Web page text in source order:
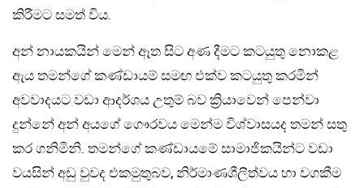
කිරීමට සමත් විය.
අන් නායකයින් මෙන් ඈත සිට අණ දීමට කටයුතු නොකළ
ඇය තමන්ගේ කණ්ඩායම් සමඟ එක්ව කටයුතු කරමින්
අවවාදයට වඩා ආදර්ශය උතුම් බව ක්‍රියාවෙන් පෙන්වා
දුන්නේ අන් අයගේ ගෞරවය මෙන්ම විශ්වාසයද තමන් සතු
කර ගනිමිනි. තමන්ගේ කණ්ඩායමේ සාමාජිකයින්ට වඩා
වයසින් අඩු වුවද එකමුතුබව, නිර්මාණශීලීත්වය හා වගකීම